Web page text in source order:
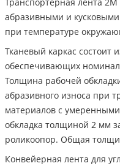
Транспортёрная лента 2М
абразивными и
при температуре
Тканевый каркас состоит
обеспечивающих
Толщина рабочей
абразивного износа при
материалов с
обкладка толщиной 2 мм
роликоопор. Общая
Конвейерная лента для